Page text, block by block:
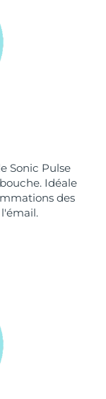
Sonic Pulse
Idéale
des
estimée
estimée
estimée
estimée
estimée 8/9/26
estimée
estimée
estimée
estimée